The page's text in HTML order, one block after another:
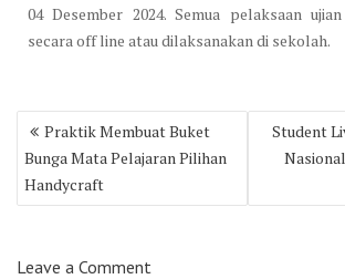
04 Desember 2024. Semua pelaksaan
secara off line atau dilaksanakan di sekolah.
Post
navigation
Praktik Membuat Buket
Bunga Mata Pelajaran Pilihan
Handycraft
Student
Leave a Comment